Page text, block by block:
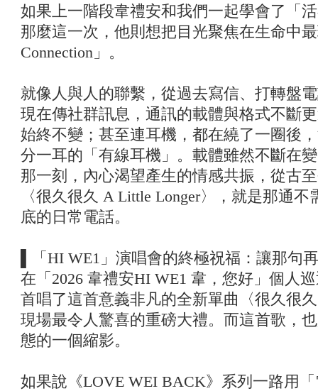
如果上一階段韋禮安和我們一起學會了「
那麼這一次，他則想把目光聚焦在生命中
Connection」。
就像人與人的聯繫，從過去寫信、打轉盤
現在傳社群訊息，通訊的載體與格式不斷
始終不變；甚至連耳機，都在繞了一圈後
分一耳的「有線耳機」。載體雖然不斷在
那一刻，內心渴望產生的情感共振，從古
〈很久很久 A Little Longer〉，就是那通
底的日常電話。
▌「HI WE1」演唱會的終極祝福：讓那句
在「2026 韋禮安HI WE1 韋，您好」個人
首唱了這首意義非凡的全新單曲〈很久很
現場最令人驚喜的重磅大禮。而這首歌，
態的一個縮影。
如果說《LOVE WEI BACK》系列一路用